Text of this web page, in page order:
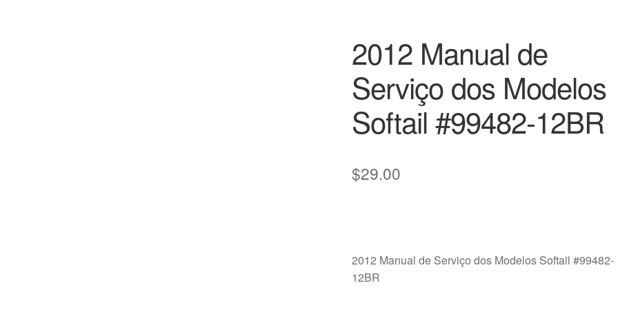
2012 Manual de
Serviço dos Modelos
Softail #99482-12BR
$29.00
2012 Manual de Serviço dos Modelos Softail #99482-
12BR